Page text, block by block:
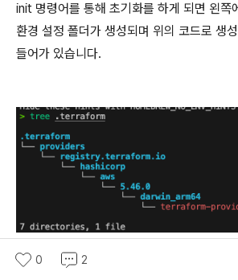
init 명령어를 통해 초기화를 하게 되면 왼
환경 설정 폴더가 생성되며 위의 코드로 생
들어가 있습니다.
Plan
0 2